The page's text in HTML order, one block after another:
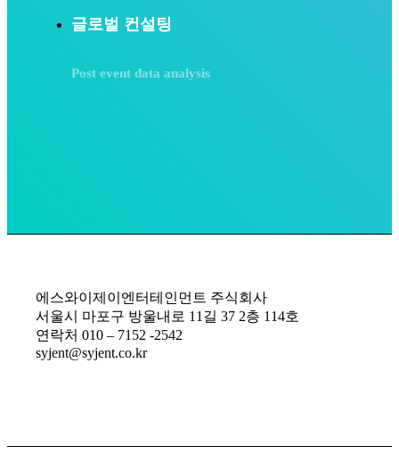
글로벌 컨설팅
Post event data analysis
에스와이제이엔터테인먼트 주식회사
서울시 마포구 방울내로 11길 37 2층 114호
연락처 010 – 7152 -2542
syjent@syjent.co.kr